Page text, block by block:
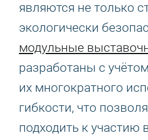
являются не только
экологически
модульные
разработаны с
их многократного
гибкости, что
подходить к участию